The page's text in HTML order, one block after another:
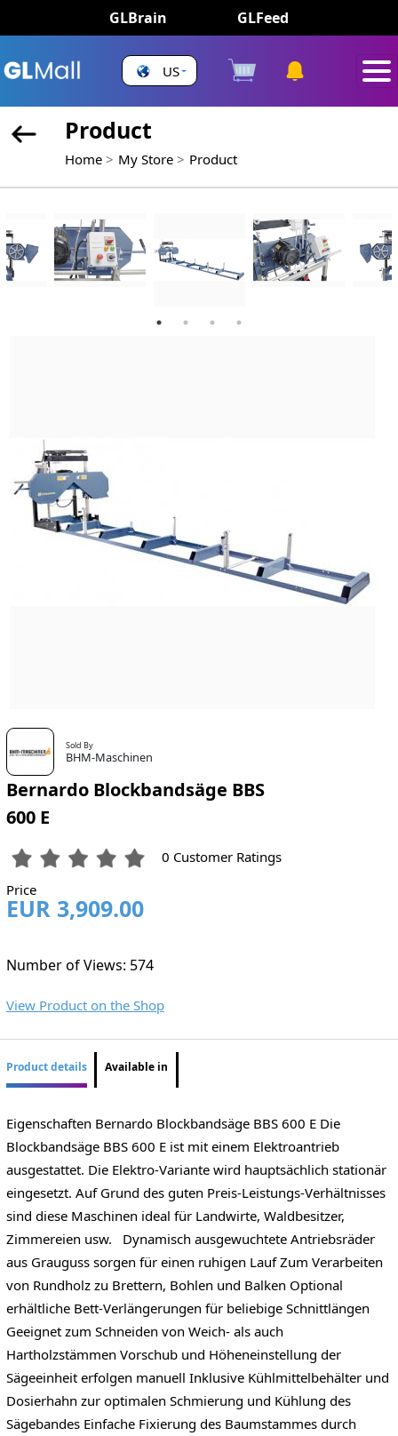
GLBrain GLFeed
US
Product
Home My Store Product
Sold By
BHM-Maschinen
Bernardo Blockbandsäge BBS
600 E
0 Customer Ratings
Price
EUR 3,909.00
Number of Views: 574
View Product on the Shop
Product details Available in
Eigenschaften Bernardo Blockbandsäge BBS 600 E Die
Blockbandsäge BBS 600 E ist mit einem Elektroantrieb
ausgestattet. Die Elektro-Variante wird hauptsächlich stationär
eingesetzt. Auf Grund des guten Preis-Leistungs-Verhältnisses
sind diese Maschinen ideal für Landwirte, Waldbesitzer,
Zimmereien usw. Dynamisch ausgewuchtete Antriebsräder
aus Grauguss sorgen für einen ruhigen Lauf Zum Verarbeiten
von Rundholz zu Brettern, Bohlen und Balken Optional
erhältliche Bett-Verlängerungen für beliebige Schnittlängen
Geeignet zum Schneiden von Weich- als auch
Hartholzstämmen Vorschub und Höheneinstellung der
Sägeeinheit erfolgen manuell Inklusive Kühlmittelbehälter und
Dosierhahn zur optimalen Schmierung und Kühlung des
Sägebandes Einfache Fixierung des Baumstammes durch